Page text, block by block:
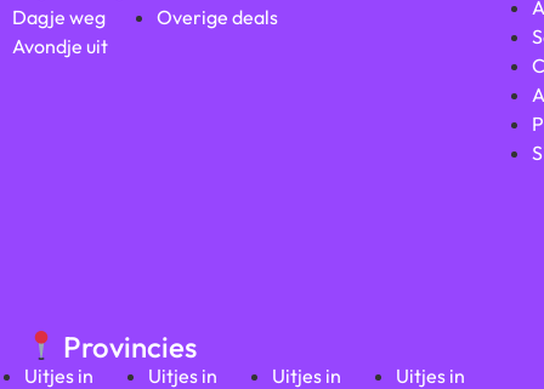
Dagje weg
Avondje uit
Overige deals
Provincies
Uitjes in
Uitjes in
Uitjes in
Uitjes in